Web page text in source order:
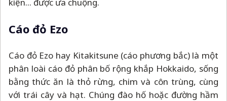
Cáo đỏ Ezo
Cáo đỏ Ezo hay Kitakitsune (cáo phương bắc) là một
phân loài cáo đỏ phân bố rộng khắp Hokkaido, sống
bằng thức ăn là thỏ rừng, chim và côn trùng, cùng
với trái cây và hạt. Chúng đào hố hoặc đường hầm